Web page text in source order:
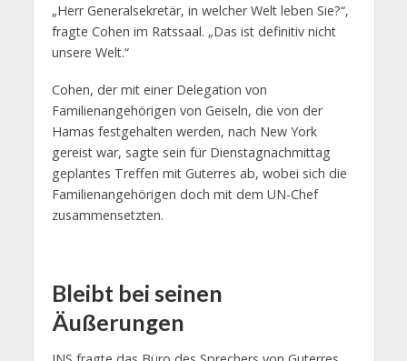
„Herr Generalsekretär, in welcher Welt leben Sie?“,
fragte Cohen im Ratssaal. „Das ist definitiv nicht
unsere Welt.“
Cohen, der mit einer Delegation von
Familienangehörigen von Geiseln, die von der
Hamas festgehalten werden, nach New York
gereist war, sagte sein für Dienstagnachmittag
geplantes Treffen mit Guterres ab, wobei sich die
Familienangehörigen doch mit dem UN-Chef
zusammensetzten.
Bleibt bei seinen
Äußerungen